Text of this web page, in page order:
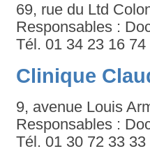
69, rue du Ltd
Responsables :
Tél. 01 34 23 16 74
Clinique
9, avenue Louis
Responsables :
Tél. 01 30 72 33 33